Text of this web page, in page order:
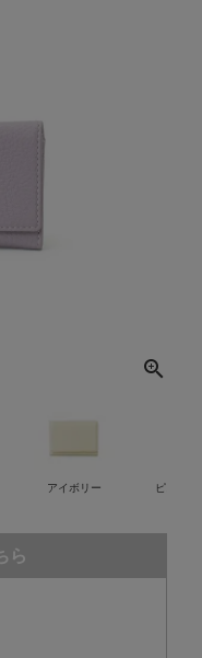
アイボリー ピスタ
ら